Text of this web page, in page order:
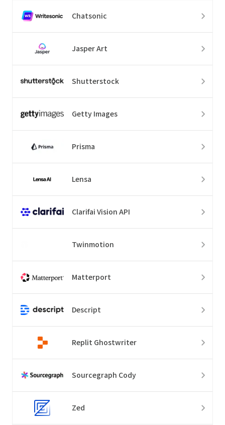
Chatsonic
Jasper Art
Shutterstock
Getty Images
Prisma
Lensa
Clarifai Vision API
Twinmotion
Matterport
Descript
Replit Ghostwriter
Sourcegraph Cody
Zed